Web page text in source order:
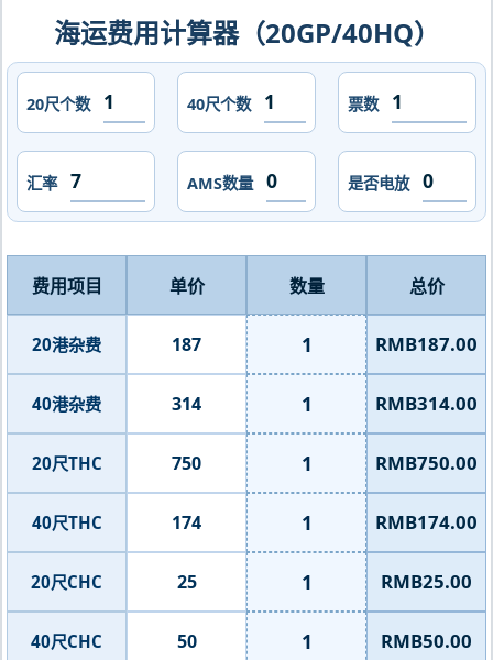
海运费用计算器（20GP/40HQ）
20尺个数 40尺个数 票数
汇率 AMS数量 是否电放
费用项目 单价 数量 总价
20港杂费 187 1 RMB187.00
40港杂费 314 1 RMB314.00
20尺THC 750 1 RMB750.00
40尺THC 174 1 RMB174.00
20尺CHC 25 1 RMB25.00
40尺CHC 50 1 RMB50.00